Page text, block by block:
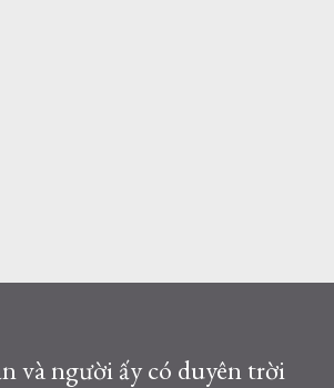
và người ấy có duyên trời